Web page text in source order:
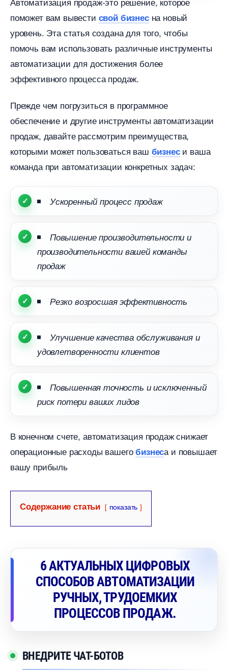
поможет вам вывести свой бизнесна новый
уровень. Эта статья создана для того, чтобы
помочь вам использовать различные инструменты
автоматизации для достижения более
эффективного процесса продаж.
Прежде чем погрузиться в программное
обеспечение и другие инструменты автоматизации
продаж, давайте рассмотрим преимущества,
которыми может пользоваться ваш изнеси ваша
команда при автоматизации конкретных задач:
Ускоренный процесс продаж
Повышение производительности и
производительности вашей команды
продаж
Резко возросшая эффективность
Улучшение качества обслуживания и
удовлетворенности клиенто
Повышенная точность и исключенный
риск потери ваших лидо
конечном счете, автоматизация продаж снижает
операционные расходы вашегоизнеса и повышает
ашу прибыль
Содержание статьи показать
6 АКТУАЛЬНЫХ ЦИФРОВЫХ
СПОСОБОВ АВТОМАТИЗАЦИИ
РУЧНЫХ, ТРУДОЕМКИХ
ПРОЦЕССОВ ПРОДАЖ.
НЕДРИТЕ ЧАТ-БОТО